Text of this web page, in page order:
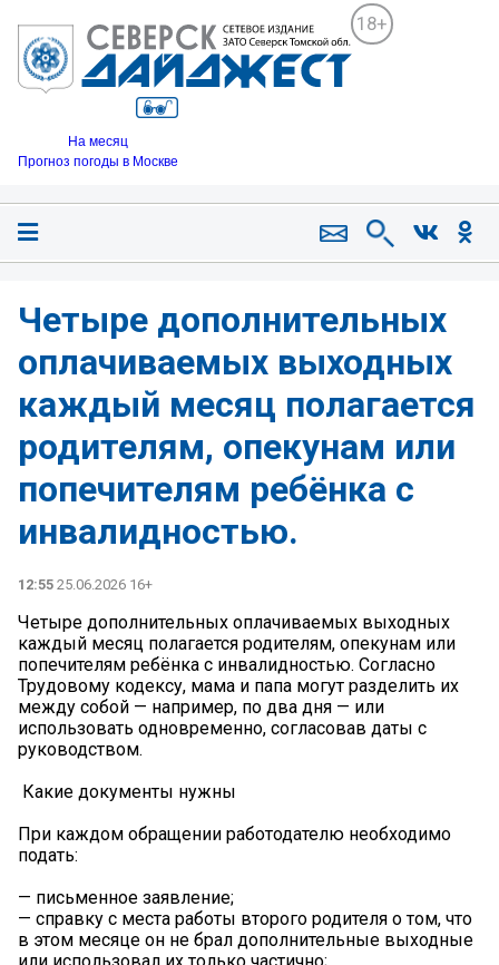
18+
На месяц
Прогноз погоды в Москве
Четыре дополнительных
оплачиваемых выходных
каждый месяц полагается
родителям, опекунам или
попечителям ребёнка с
инвалидностью.
12:55 25.06.2026 16+
Четыре дополнительных оплачиваемых выходных
каждый месяц полагается родителям, опекунам или
попечителям ребёнка с инвалидностью. Согласно
Трудовому кодексу, мама и папа могут разделить их
между собой — например, по два дня — или
использовать одновременно, согласовав даты с
руководством.
️ Какие документы нужны
При каждом обращении работодателю необходимо
подать:
— письменное заявление;
— справку с места работы второго родителя о том, что
в этом месяце он не брал дополнительные выходные